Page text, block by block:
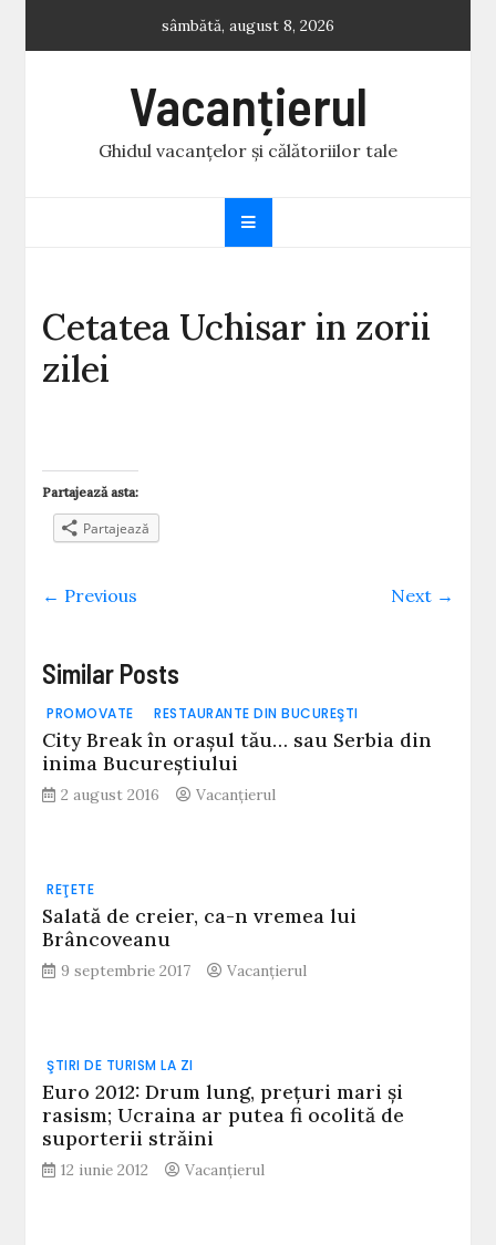
sâmbătă, august 8, 2026
Vacanțierul
Ghidul vacanțelor și călătoriilor tale
Cetatea Uchisar in zorii
zilei
Partajează asta:
Partajează
← Previous Next →
Similar Posts
PROMOVATE RESTAURANTE DIN BUCUREŞTI
City Break în orașul tău… sau Serbia din
inima Bucureștiului
2 august 2016 Vacanțierul
REŢETE
Salată de creier, ca-n vremea lui
Brâncoveanu
9 septembrie 2017 Vacanțierul
ŞTIRI DE TURISM LA ZI
Euro 2012: Drum lung, preţuri mari şi
rasism; Ucraina ar putea fi ocolită de
suporterii străini
12 iunie 2012 Vacanțierul